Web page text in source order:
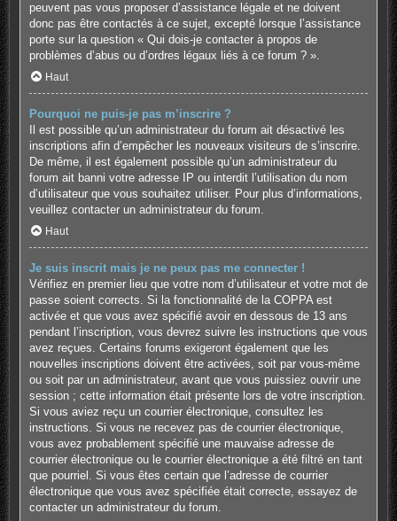
peuvent pas vous proposer d’assistance légale et ne doivent
donc pas être contactés à ce sujet, excepté lorsque l’assistance
porte sur la question « Qui dois-je contacter à propos de
problèmes d’abus ou d’ordres légaux liés à ce forum ? ».
Haut
Pourquoi ne puis-je pas m’inscrire ?
Il est possible qu’un administrateur du forum ait désactivé les
inscriptions afin d’empêcher les nouveaux visiteurs de s’inscrire.
De même, il est également possible qu’un administrateur du
forum ait banni votre adresse IP ou interdit l’utilisation du nom
d’utilisateur que vous souhaitez utiliser. Pour plus d’informations,
veuillez contacter un administrateur du forum.
Haut
Je suis inscrit mais je ne peux pas me connecter !
Vérifiez en premier lieu que votre nom d’utilisateur et votre mot de
passe soient corrects. Si la fonctionnalité de la COPPA est
activée et que vous avez spécifié avoir en dessous de 13 ans
pendant l’inscription, vous devrez suivre les instructions que vous
avez reçues. Certains forums exigeront également que les
nouvelles inscriptions doivent être activées, soit par vous-même
ou soit par un administrateur, avant que vous puissiez ouvrir une
session ; cette information était présente lors de votre inscription.
Si vous aviez reçu un courrier électronique, consultez les
instructions. Si vous ne recevez pas de courrier électronique,
vous avez probablement spécifié une mauvaise adresse de
courrier électronique ou le courrier électronique a été filtré en tant
que pourriel. Si vous êtes certain que l’adresse de courrier
électronique que vous avez spécifiée était correcte, essayez de
contacter un administrateur du forum.